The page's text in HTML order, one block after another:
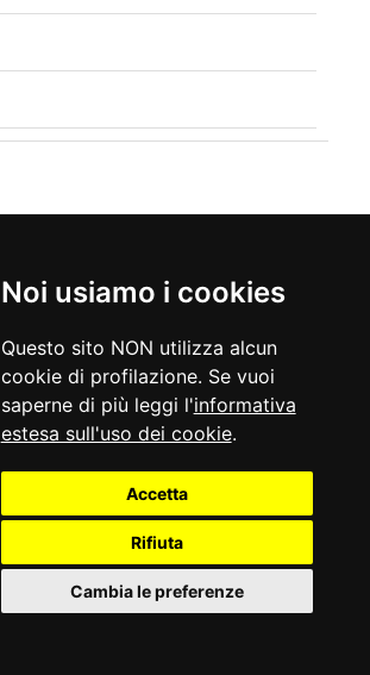
Noi usiamo i cookies
Questo sito NON utilizza alcun
cookie di profilazione. Se vuoi
saperne di più leggi l'informativa
estesa sull'uso dei cookie.
Accetta
Rifiuta
Cambia le preferenze